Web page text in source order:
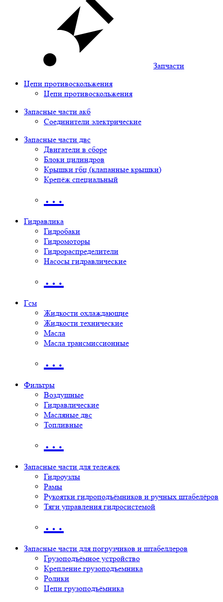
Запчасти
Цепи противоскольжения
Цепи противоскольжения
Запасные части акб
Соединители электрические
Запасные части двс
Двигатели в сборе
Блоки цилиндров
Крышки гбц (клапанные крышки)
Крепёж специальный
…
Гидравлика
Гидробаки
Гидромоторы
Гидрораспределители
Насосы гидравлические
…
Гсм
Жидкости охлаждающие
Жидкости технические
Масла
Масла трансмиссионные
…
Фильтры
Воздушные
Гидравлические
Масляные двс
Топливные
…
Запасные части для тележек
Гидроузлы
Рамы
Рукоятки гидроподъёмников и ручных штабелёров
Тяги управления гидросистемой
…
Запасные части для погрузчиков и штабеллеров
Грузоподъёмное устройство
Крепление грузоподъемника
Ролики
Цепи грузоподъёмника